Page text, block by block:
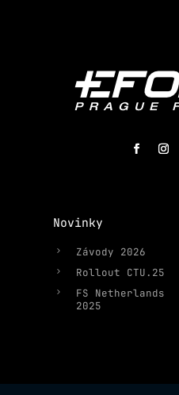
Novinky
5 Závody 2026
5 Rollout CTU.25
5
FS Netherlands
2025